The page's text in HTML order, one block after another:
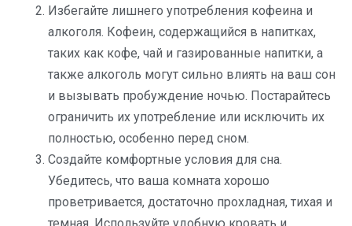
Избегайте лишнего употребления кофеина и
алкоголя. Кофеин, содержащийся в напитках,
таких как кофе, чай и газированные напитки, а
также алкоголь могут сильно влиять на ваш сон
и вызывать пробуждение ночью. Постарайтесь
ограничить их употребление или исключить их
полностью, особенно перед сном.
Создайте комфортные условия для сна.
Убедитесь, что ваша комната хорошо
проветривается, достаточно прохладная, тихая и
темная. Используйте удобную кровать и